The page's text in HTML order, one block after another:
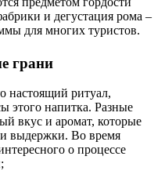
и дегустация рома –
для многих туристов.
грани
настоящий ритуал,
этого напитка. Разные
вкус и аромат, которые
и выдержки. Во время
о процессе